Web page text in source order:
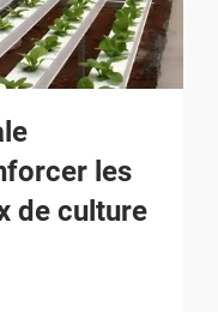
les
de culture